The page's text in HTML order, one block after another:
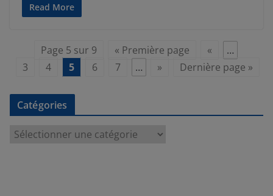
Read More
Page 5 sur 9 « Première page «
…
3
4 5 6 7 … » Dernière page »
Catégories